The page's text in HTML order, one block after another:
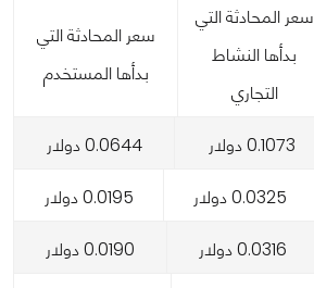
سعر المحادثة التي
بدأها النشاط
التجاري
سعر المحادثة التي
بدأها المستخدم
0.1073 دولار 0.0644 دولار
0.0325 دولار 0.0195 دولار
0.0316 دولار 0.0190 دولار